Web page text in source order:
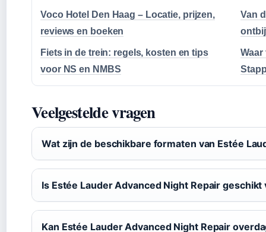
Voco Hotel Den Haag – Locatie, prijzen,
reviews en boeken
Van
Fiets in de trein: regels, kosten en tips
voor NS en NMBS
Veelgestelde vragen
Wat zijn de beschikbare formaten van Estée
Is Estée Lauder Advanced Night Repair
Kan Estée Lauder Advanced Night Repair